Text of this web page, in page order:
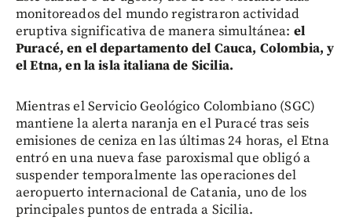
monitoreados del mundo registraron actividad
eruptiva significativa de manera simultánea: el
Puracé, en el departamento del Cauca, Colombia, y
el Etna, en la isla italiana de Sicilia.
Mientras el Servicio Geológico Colombiano (SGC)
mantiene la alerta naranja en el Puracé tras seis
emisiones de ceniza en las últimas 24 horas, el Etna
entró en una nueva fase paroxismal que obligó a
suspender temporalmente las operaciones del
aeropuerto internacional de Catania, uno de los
principales puntos de entrada a Sicilia.